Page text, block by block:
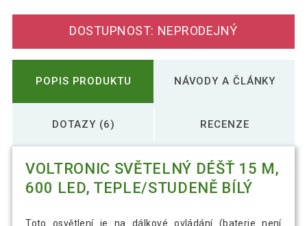
DOSTUPNOST: NEPRODEJNÝ
POPIS PRODUKTU NÁVODY A ČLÁNKY
DOTAZY (6) RECENZE
VOLTRONIC SVĚTELNÝ DÉŠŤ 15 M,
600 LED, TEPLE/STUDENĚ BÍLÝ
Toto osvětlení je na dálkové ovládání (baterie není